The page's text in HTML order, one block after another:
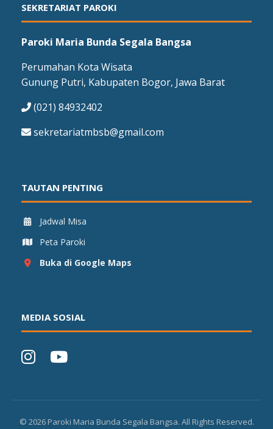
SEKRETARIAT PAROKI
Paroki Maria Bunda Segala Bangsa
Perumahan Kota Wisata
Gunung Putri, Kabupaten Bogor, Jawa Barat
(021) 84932402
sekretariatmbsb@gmail.com
TAUTAN PENTING
Jadwal Misa
Peta Paroki
Buka di Google Maps
MEDIA SOSIAL
© 2026Paroki Maria Bunda Segala Bangsa. All Rights Reserved.